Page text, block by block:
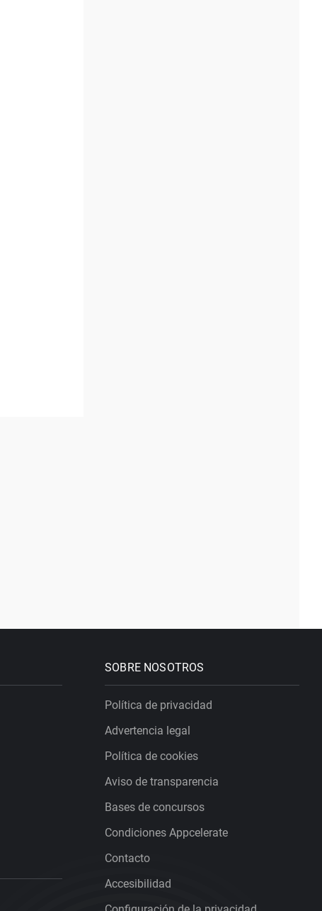
SOBRE NOSOTROS
Política de privacidad
Advertencia legal
Política de cookies
Aviso de transparencia
Bases de concursos
Condiciones Appcelerate
Contacto
Accesibilidad